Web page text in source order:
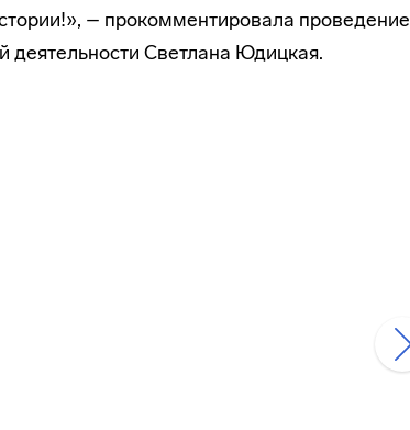
– прокомментировала проведение
деятельности Светлана Юдицкая.